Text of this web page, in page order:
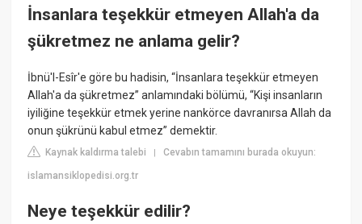
İnsanlara teşekkür etmeyen Allah'a da
şükretmez ne anlama gelir?
İbnü'l-Esîr'e göre bu hadisin, “İnsanlara teşekkür etmeyen
Allah'a da şükretmez” anlamındaki bölümü, “Kişi insanların
iyiliğine teşekkür etmek yerine nankörce davranırsa Allah da
onun şükrünü kabul etmez” demektir.
Kaynak kaldırma talebi |Cevabın tamamını burada okuyun:
islamansiklopedisi.org.tr
Neye teşekkür edilir?